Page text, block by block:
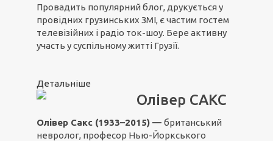
Провадить популярний блог, друкується у
провідних грузинських ЗМІ, є частим гостем
телевізійних і радіо ток-шоу. Бере активну
участь у суспільному житті Грузії.
Детальніше
Олівер САКС
Олівер Сакс (1933–2015) — британський
невролог, професор Нью-Йоркського